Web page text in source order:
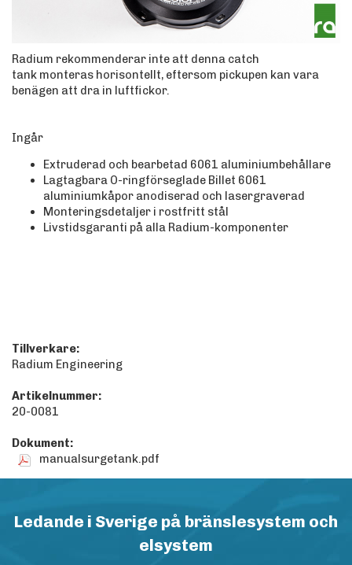
Radium rekommenderar inte att denna catch
tank monteras horisontellt, eftersom pickupen kan vara
benägen att dra in luftfickor.
Ingår
Extruderad och bearbetad 6061 aluminiumbehållare
Lagtagbara O-ringförseglade Billet 6061
aluminiumkåpor anodiserad och lasergraverad
Monteringsdetaljer i rostfritt stål
Livstidsgaranti på alla Radium-komponenter
Tillverkare:
Radium Engineering
Artikelnummer:
20-0081
Dokument:
manualsurgetank.pdf
Ledande i Sverige på bränslesystem och
elsystem